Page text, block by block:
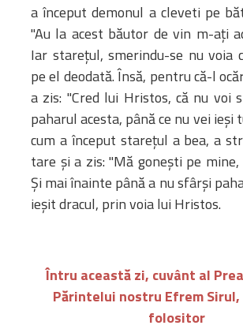
a început demonul a cleveti pe
"Au la acest băutor de vin m-aţi
Iar stareţul, smerindu-se nu voia
pe el deodată. Însă, pentru că-l
a zis: "Cred lui Hristos, că nu voi
paharul acesta, până ce nu vei ieşi
cum a început stareţul a bea, a
tare şi a zis: "Mă goneşti pe
Şi mai înainte până a nu sfârşi
ieşit dracul, prin voia lui Hristos.
Întru această zi, cuvânt al
Părintelui nostru Efrem
folositor